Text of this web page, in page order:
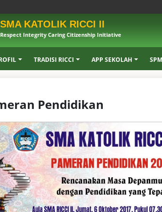
SMA KATOLIK RICCI II
Respect Integrity Caring Citizenship Initiative
TRADISI RICCI APP SEKOLAH
Pendidikan